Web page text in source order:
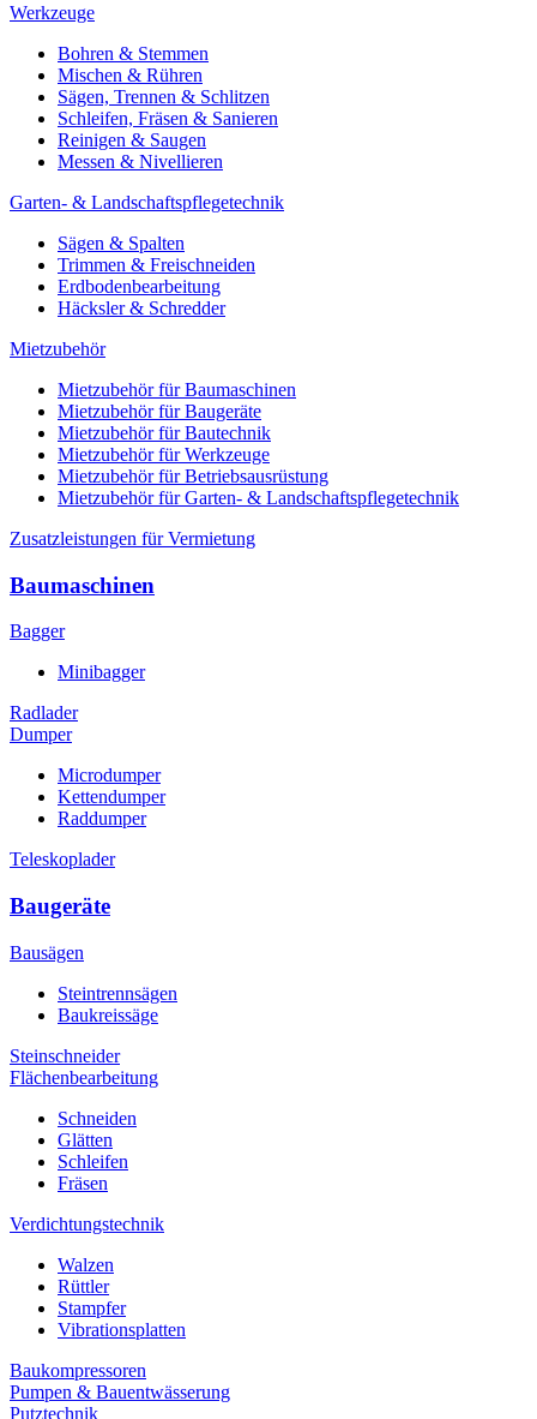
Werkzeuge
Bohren & Stemmen
Mischen & Rühren
Sägen, Trennen & Schlitzen
Schleifen, Fräsen & Sanieren
Reinigen & Saugen
Messen & Nivellieren
Garten- & Landschaftspflegetechnik
Sägen & Spalten
Trimmen & Freischneiden
Erdbodenbearbeitung
Häcksler & Schredder
Mietzubehör
Mietzubehör für Baumaschinen
Mietzubehör für Baugeräte
Mietzubehör für Bautechnik
Mietzubehör für Werkzeuge
Mietzubehör für Betriebsausrüstung
Mietzubehör für Garten- & Landschaftspflegetechnik
Zusatzleistungen für Vermietung
Baumaschinen
Bagger
Minibagger
Radlader
Dumper
Microdumper
Kettendumper
Raddumper
Teleskoplader
Baugeräte
Bausägen
Steintrennsägen
Baukreissäge
Steinschneider
Flächenbearbeitung
Schneiden
Glätten
Schleifen
Fräsen
Verdichtungstechnik
Walzen
Rüttler
Stampfer
Vibrationsplatten
Baukompressoren
Pumpen & Bauentwässerung
Putztechnik